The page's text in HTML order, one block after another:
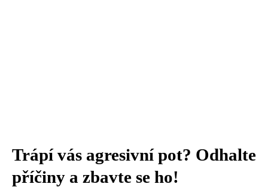
Trápí vás agresivní pot? Odhalte
příčiny a zbavte se ho!